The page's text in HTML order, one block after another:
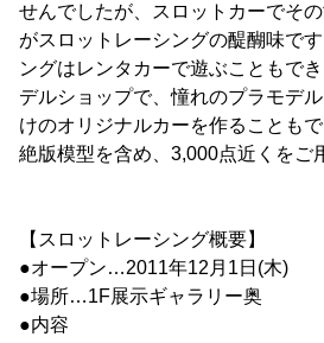
せんでしたが、スロットカーでそ
がスロットレーシングの醍醐味で
ングはレンタカーで遊ぶこともで
デルショップで、憧れのプラモデ
けのオリジナルカーを作ることも
絶版模型を含め、3,000点近くをご
【スロットレーシング概要】
●オープン…2011年12月1日(木)
●場所…1F展示ギャラリー奥
●内容